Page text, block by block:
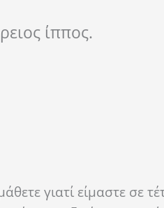
ίππος.
γιατί είμαστε σε